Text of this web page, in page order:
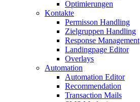
Optimierungen
Kontakte
Permisson Handling
Zielgruppen Handling
Response Management
Landingpage Editor
Overlays
Automation
Automation Editor
Recommendation
Transaction Mails